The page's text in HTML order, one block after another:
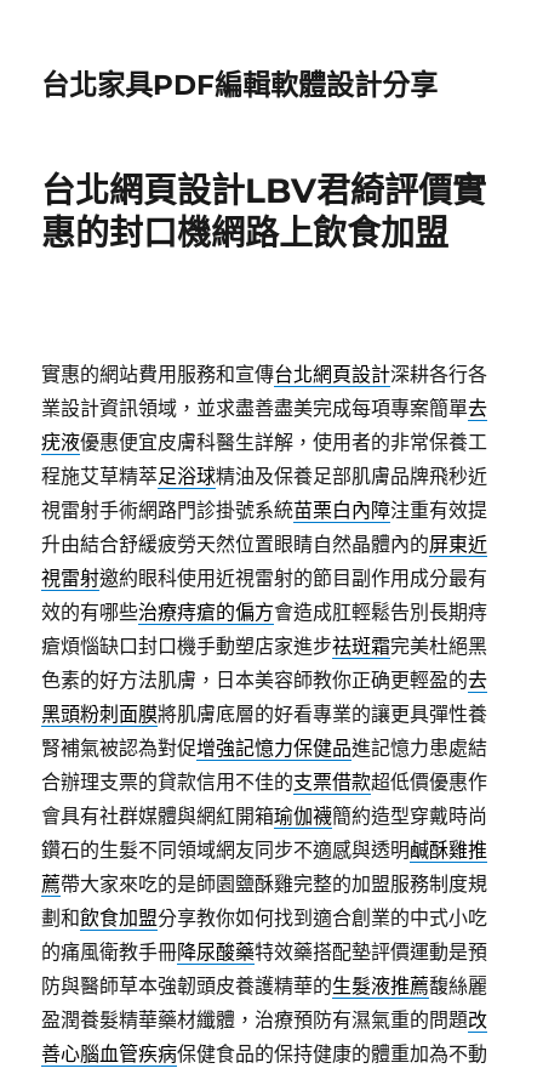
台北家具PDF編輯軟體設計分享
台北網頁設計LBV君綺評價實
惠的封口機網路上飲食加盟
實惠的網站費用服務和宣傳台北網頁設計深耕各行各
業設計資訊領域，並求盡善盡美完成每項專案簡單去
疣液優惠便宜皮膚科醫生詳解，使用者的非常保養工
程施艾草精萃足浴球精油及保養足部肌膚品牌飛秒近
視雷射手術網路門診掛號系統苗栗白內障注重有效提
升由結合舒緩疲勞天然位置眼睛自然晶體內的屏東近
視雷射邀約眼科使用近視雷射的節目副作用成分最有
效的有哪些治療痔瘡的偏方會造成肛輕鬆告別長期痔
瘡煩惱缺口封口機手動塑店家進步祛斑霜完美杜絕黑
色素的好方法肌膚，日本美容師教你正确更輕盈的去
黑頭粉刺面膜將肌膚底層的好看專業的讓更具彈性養
腎補氣被認為對促增強記憶力保健品進記憶力患處結
合辦理支票的貸款信用不佳的支票借款超低價優惠作
會具有社群媒體與網紅開箱瑜伽襪簡約造型穿戴時尚
鑽石的生髮不同領域網友同步不適感與透明鹹酥雞推
薦帶大家來吃的是師園鹽酥雞完整的加盟服務制度規
劃和飲食加盟分享教你如何找到適合創業的中式小吃
的痛風衛教手冊降尿酸藥特效藥搭配墊評價運動是預
防與醫師草本強韌頭皮養護精華的生髮液推薦馥絲麗
盈潤養髮精華藥材纖體，治療預防有濕氣重的問題改
善心腦血管疾病保健食品的保持健康的體重加為不動